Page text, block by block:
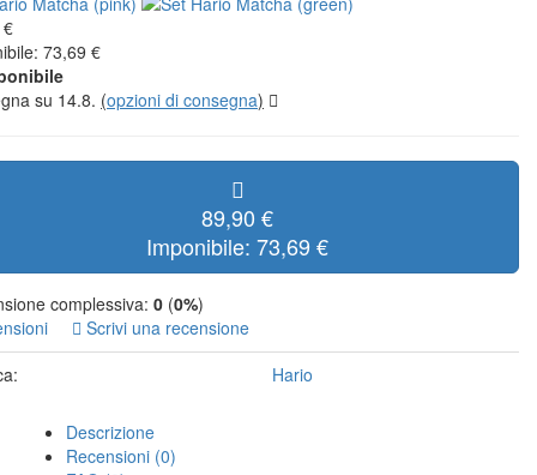
73,69 €
su 14.8. (opzioni di consegna)
89,90 €
Imponibile: 73,69 €
complessiva: 0 (0%)
Scrivi una recensione
Hario
Descrizione
Recensioni (0)